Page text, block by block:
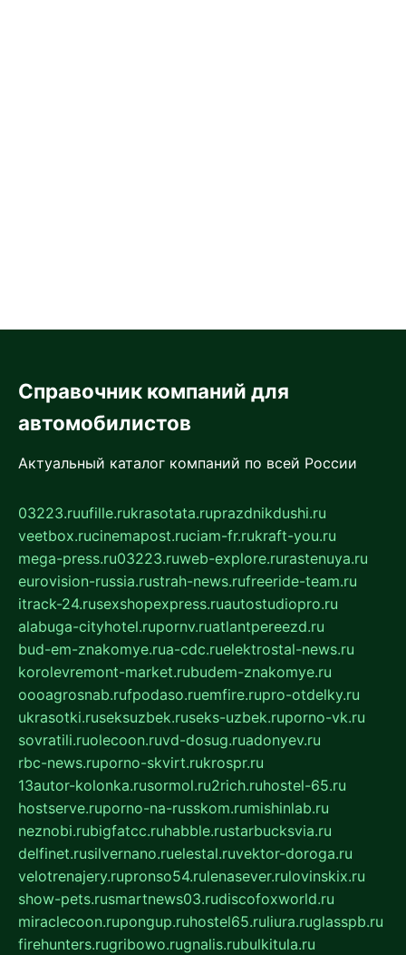
Справочник компаний для
автомобилистов
Актуальный каталог компаний по всей России
03223.ruufille.rukrasotata.ruprazdnikdushi.ru
veetbox.rucinemapost.ruciam-fr.rukraft-you.ru
mega-press.ru03223.ruweb-explore.rurastenuya.ru
eurovision-russia.rustrah-news.rufreeride-team.ru
itrack-24.rusexshopexpress.ruautostudiopro.ru
alabuga-cityhotel.rupornv.ruatlantpereezd.ru
bud-em-znakomye.rua-cdc.ruelektrostal-news.ru
korolevremont-market.rubudem-znakomye.ru
oooagrosnab.rufpodaso.ruemfire.rupro-otdelky.ru
ukrasotki.ruseksuzbek.ruseks-uzbek.ruporno-vk.ru
sovratili.ruolecoon.ruvd-dosug.ruadonyev.ru
rbc-news.ruporno-skvirt.rukrospr.ru
13autor-kolonka.rusormol.ru2rich.ruhostel-65.ru
hostserve.ruporno-na-russkom.rumishinlab.ru
neznobi.rubigfatcc.ruhabble.rustarbucksvia.ru
delfinet.rusilvernano.ruelestal.ruvektor-doroga.ru
velotrenajery.rupronso54.rulenasever.rulovinskix.ru
show-pets.rusmartnews03.rudiscofoxworld.ru
miraclecoon.rupongup.ruhostel65.ruliura.ruglasspb.ru
firehunters.rugribowo.rugnalis.rubulkitula.ru